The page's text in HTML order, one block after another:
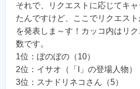
それで、リクエストに応じてキ
たんですけど、ここでリクエス
を発表しま～す！カッコ内はリ
数です。
1位：ぼのぼの（10）
2位：イサオ（「I」の登場人物）
3位：スナドリネコさん（5）